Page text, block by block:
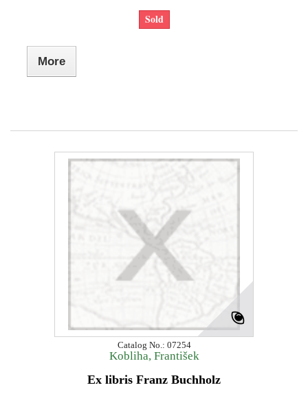
Sold
More
Catalog No.: 07254
Kobliha, František
Ex libris Franz Buchholz